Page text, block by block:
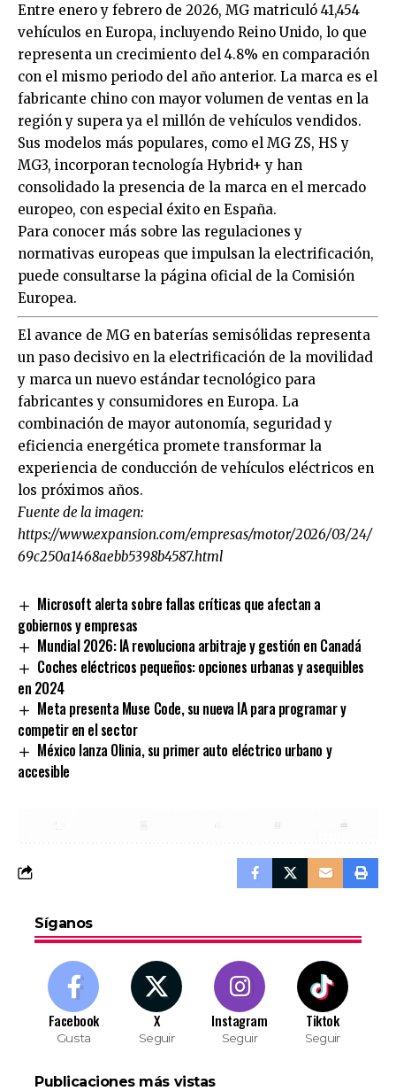
Entre enero y febrero de 2026, MG matriculó 41,454
vehículos en Europa, incluyendo Reino Unido, lo que
representa un crecimiento del 4.8% en comparación
con el mismo periodo del año anterior. La marca es el
fabricante chino con mayor volumen de ventas en la
región y supera ya el millón de vehículos vendidos.
Sus modelos más populares, como el MG ZS, HS y
MG3, incorporan tecnología Hybrid+ y han
consolidado la presencia de la marca en el mercado
europeo, con especial éxito en España.
Para conocer más sobre las regulaciones y
normativas europeas que impulsan la electrificación,
puede consultarse la página oficial de la Comisión
Europea.
El avance de MG en baterías semisólidas representa
un paso decisivo en la electrificación de la movilidad
y marca un nuevo estándar tecnológico para
fabricantes y consumidores en Europa. La
combinación de mayor autonomía, seguridad y
eficiencia energética promete transformar la
experiencia de conducción de vehículos eléctricos en
los próximos años.
Fuente de la imagen:
https://www.expansion.com/empresas/motor/2026/03/24/
69c250a1468aebb5398b4587.html
Microsoft alerta sobre fallas críticas que afectan a
gobiernos y empresas
Mundial 2026: IA revoluciona arbitraje y gestión en Canadá
Coches eléctricos pequeños: opciones urbanas y asequibles
en 2024
Meta presenta Muse Code, su nueva IA para programar y
competir en el sector
México lanza Olinia, su primer auto eléctrico urbano y
accesible
Síganos
Facebook
Gusta
X
Seguir
Instagram
Seguir
Tiktok
Seguir
Publicaciones más vistas